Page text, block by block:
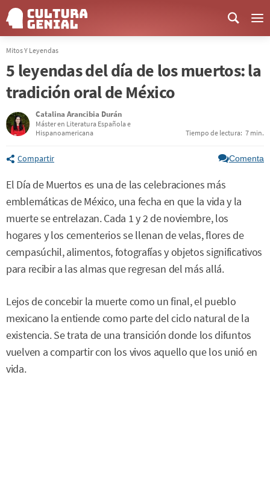
Mitos Y Leyendas
5 leyendas del día de los muertos: la
tradición oral de México
Catalina Arancibia Durán
Máster en Literatura Española e
Hispanoamericana
Tiempo de lectura: 7 min.
Compartir Comenta
El Día de Muertos es una de las celebraciones más
emblemáticas de México, una fecha en que la vida y la
muerte se entrelazan. Cada 1 y 2 de noviembre, los
hogares y los cementerios se llenan de velas, flores de
cempasúchil, alimentos, fotografías y objetos significativos
para recibir a las almas que regresan del más allá.
Lejos de concebir la muerte como un final, el pueblo
mexicano la entiende como parte del ciclo natural de la
existencia. Se trata de una transición donde los difuntos
vuelven a compartir con los vivos aquello que los unió en
vida.